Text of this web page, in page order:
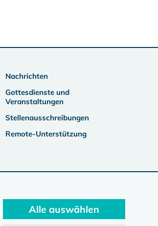
Nachrichten
Gottesdienste und
Veranstaltungen
Stellenausschreibungen
Remote-Unterstützung
Alle auswählen